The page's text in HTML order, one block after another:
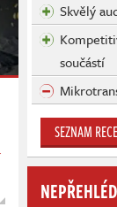
Skvělý
součástí
SEZNAM